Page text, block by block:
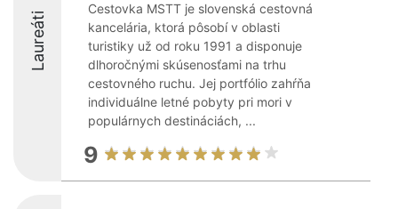
Laureáti
Cestovka MSTT je slovenská cestovná
kancelária, ktorá pôsobí v oblasti
turistiky už od roku 1991 a disponuje
dlhoročnými skúsenosťami na trhu
cestovného ruchu. Jej portfólio zahŕňa
individuálne letné pobyty pri mori v
populárnych destináciách, ...
9